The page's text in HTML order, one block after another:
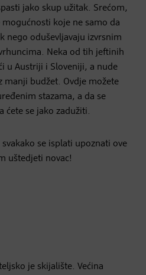
jako skup užitak. Srećom,
koje ne samo da
nego oduševljavaju izvrsnim
Neka od tih jeftinih
u Austriji i Sloveniji, a nude
manji budžet. Ovdje možete
stazama, a da se
ćete se jako zadužiti.
se isplati upoznati ove
uštedjeti novac!
je skijalište. Većina